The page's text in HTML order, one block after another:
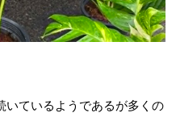
いているようであるが多くの